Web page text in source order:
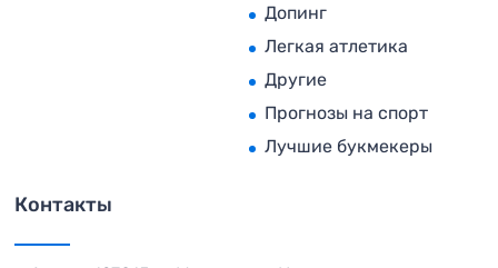
Допинг
Легкая атлетика
Другие
Прогнозы на спорт
Лучшие букмекеры
Контакты